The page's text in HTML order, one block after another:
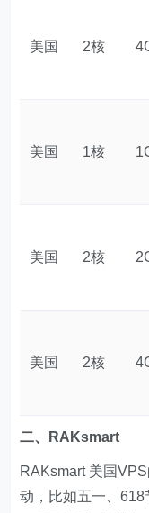
美国 2核
美国 1核
美国 2核
美国 2核
二、RAKsmart
RAKsmart 美国
动，比如五一、